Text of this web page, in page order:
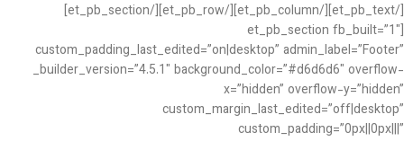
[/et_pb_text][/et_pb_column][/et_pb_row][/et_pb_section]
[et_pb_section fb_built=”1″
custom_padding_last_edited=”on|desktop” admin_label=”Footer”
_builder_version=”4.5.1″ background_color=”#d6d6d6″ overflow-
x=”hidden” overflow-y=”hidden”
custom_margin_last_edited=”off|desktop”
custom_padding=”0px||0px|||”